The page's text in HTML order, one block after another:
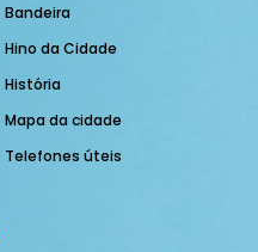
Bandeira
Hino da Cidade
História
Mapa da cidade
Telefones úteis